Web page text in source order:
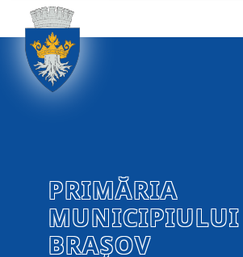
PRIMĂRIA
MUNICIPIULUI
BRAȘOV